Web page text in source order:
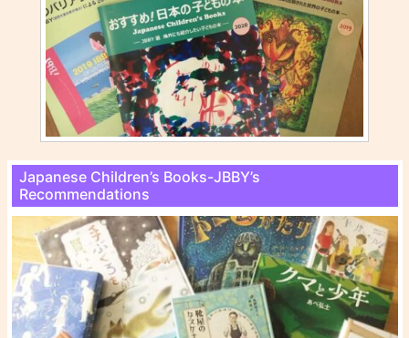
Japanese Children’s Books-JBBY’s
Recommendations